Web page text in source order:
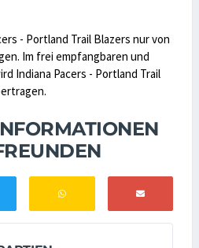
- Portland Trail Blazers nur von
Im frei empfangbaren und
Indiana Pacers - Portland Trail